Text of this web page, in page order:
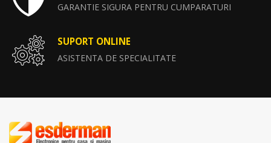
GARANTIE SIGURA PENTRU CUMPARATURI
SUPORT ONLINE
ASISTENTA DE SPECIALITATE